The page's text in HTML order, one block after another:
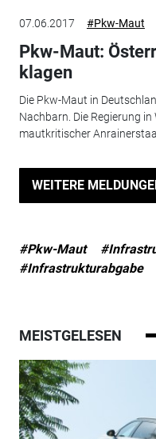
07.06.2017 #Pkw-Maut
Pkw-Maut:
klagen
Die Pkw-Maut in
Nachbarn. Die Regierung
mautkritischer
WEITERE
#Pkw-Maut
#Infrastrukturabgabe
MEISTGELESEN